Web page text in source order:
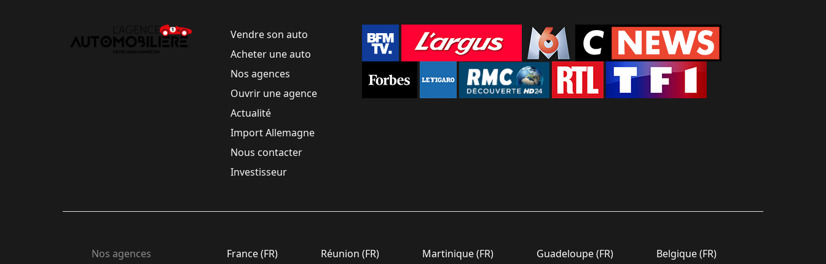
Vendre son auto
Acheter une auto
Nos agences
Ouvrir une agence
Actualité
Import Allemagne
Nous contacter
Investisseur
Nos agences France (FR) Réunion (FR) Martinique (FR) Guadeloupe (FR) Belgique (FR)